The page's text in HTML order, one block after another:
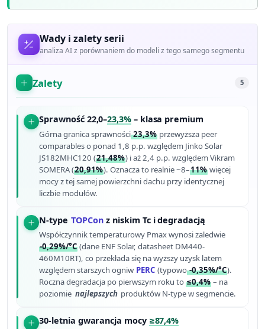
Wady i zalety serii
analiza AI z porównaniem do modeli z tego samego segmentu
Zalety 5
Sprawność 22,0–23,3%– klasa premium
Górna granica sprawności23,3% przewyższa peer
comparables o ponad 1,8 p.p. względem Jinko Solar
JS182MHC120 (21,48%) i aż 2,4 p.p. względem Vikram
SOMERA (20,91%). Oznacza to realnie ~8–11% więcej
mocy z tej samej powierzchni dachu przy identycznej
liczbie modułów.
N-type TOPCon z niskim Tc i degradacją
Współczynnik temperaturowy Pmax wynosi zaledwie
-0,29%/°C (dane ENF Solar, datasheet DM440-
460M10RT), co przekłada się na wyższy uzysk latem
względem starszych ogniw PERC (typowo-0,35%/°C).
Roczna degradacja po pierwszym roku to≤0,4% – na
poziomie najlepszych produktów N-type w segmencie.
30-letnia gwarancja mocy ≥87,4%